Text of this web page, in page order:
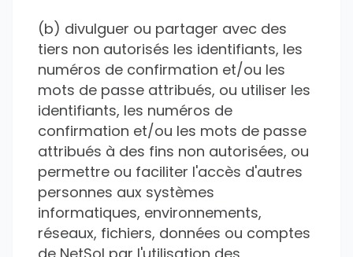
(b) divulguer ou partager avec des
tiers non autorisés les identifiants, les
numéros de confirmation et/ou les
mots de passe attribués, ou utiliser les
identifiants, les numéros de
confirmation et/ou les mots de passe
attribués à des fins non autorisées, ou
permettre ou faciliter l'accès d'autres
personnes aux systèmes
informatiques, environnements,
réseaux, fichiers, données ou comptes